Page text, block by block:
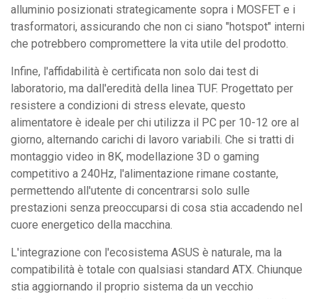
alluminio posizionati strategicamente sopra i MOSFET e i
trasformatori, assicurando che non ci siano "hotspot" interni
che potrebbero compromettere la vita utile del prodotto.
Infine, l'affidabilità è certificata non solo dai test di
laboratorio, ma dall'eredità della linea TUF. Progettato per
resistere a condizioni di stress elevate, questo
alimentatore è ideale per chi utilizza il PC per 10-12 ore al
giorno, alternando carichi di lavoro variabili. Che si tratti di
montaggio video in 8K, modellazione 3D o gaming
competitivo a 240Hz, l'alimentazione rimane costante,
permettendo all'utente di concentrarsi solo sulle
prestazioni senza preoccuparsi di cosa stia accadendo nel
cuore energetico della macchina.
L'integrazione con l'ecosistema ASUS è naturale, ma la
compatibilità è totale con qualsiasi standard ATX. Chiunque
stia aggiornando il proprio sistema da un vecchio